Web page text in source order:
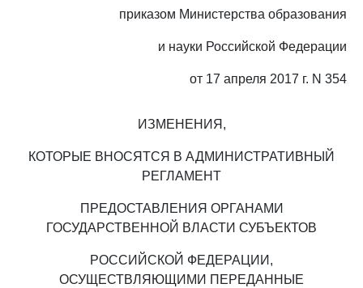
приказом Министерства образования
и науки Российской Федерации
от 17 апреля 2017 г. N 354
ИЗМЕНЕНИЯ,
КОТОРЫЕ ВНОСЯТСЯ В АДМИНИСТРАТИВНЫЙ
РЕГЛАМЕНТ
ПРЕДОСТАВЛЕНИЯ ОРГАНАМИ
ГОСУДАРСТВЕННОЙ ВЛАСТИ СУБЪЕКТОВ
РОССИЙСКОЙ ФЕДЕРАЦИИ,
ОСУЩЕСТВЛЯЮЩИМИ ПЕРЕДАННЫЕ